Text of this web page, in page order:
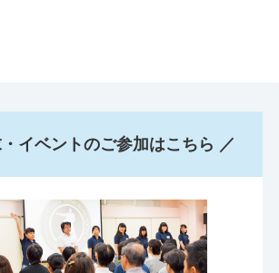
イベントのご参加はこちら ／